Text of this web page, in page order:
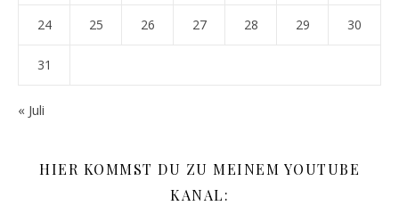
24 25 26 27 28 29 30
31
« Juli
HIER KOMMST DU ZU MEINEM YOUTUBE
KANAL: